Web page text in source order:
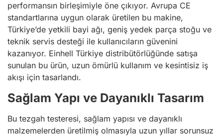
performansın birleşimiyle öne çıkıyor. Avrupa CE
standartlarına uygun olarak üretilen bu makine,
Türkiye’de yetkili bayi ağı, geniş yedek parça stoğu ve
teknik servis desteği ile kullanıcıların güvenini
kazanıyor. Einhell Türkiye distribütörlüğünde satışa
sunulan bu ürün, uzun ömürlü kullanım ve kesintisiz iş
akışı için tasarlandı.
Sağlam Yapı ve Dayanıklı Tasarım
Bu tezgah testeresi, sağlam yapısı ve dayanıklı
malzemelerden üretilmiş olmasıyla uzun yıllar sorunsuz